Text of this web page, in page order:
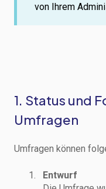
von Ihrem
1. Status und
Umfragen
Umfragen können
Entwurf